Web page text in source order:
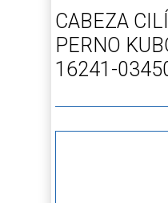
CABEZA
PERNO
16241-